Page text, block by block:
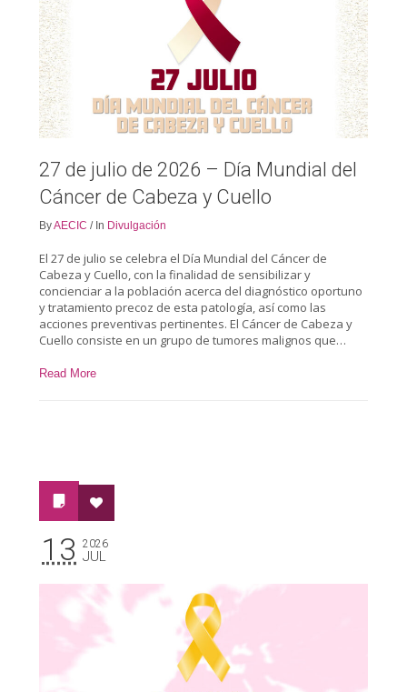
27 de julio de 2026 – Día Mundial del
Cáncer de Cabeza y Cuello
ByAECIC / In Divulgación
El 27 de julio se celebra el Día Mundial del Cáncer de
Cabeza y Cuello, con la finalidad de sensibilizar y
concienciar a la población acerca del diagnóstico oportuno
y tratamiento precoz de esta patología, así como las
acciones preventivas pertinentes. El Cáncer de Cabeza y
Cuello consiste en un grupo de tumores malignos que…
Read More
13 2026
JUL